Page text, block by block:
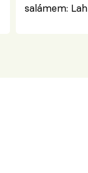
salámem: